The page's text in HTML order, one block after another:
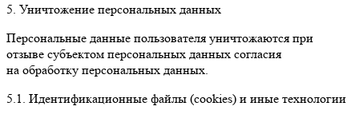
5. Уничтожение персональных данных
Персональные данные пользователя уничтожаются при
отзыве субъектом персональных данных согласия
на обработку персональных данных.
5.1. Идентификационные файлы (сookies) и иные технологии